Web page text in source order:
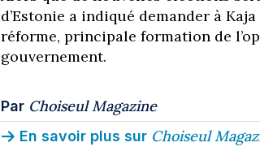
d’Estonie a indiqué demander à
réforme, principale formation de
gouvernement.
Par Choiseul Magazine
En savoir plus sur Choiseul